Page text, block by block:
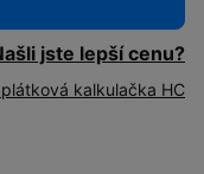
jste lepší cenu?
kalkulačka HC